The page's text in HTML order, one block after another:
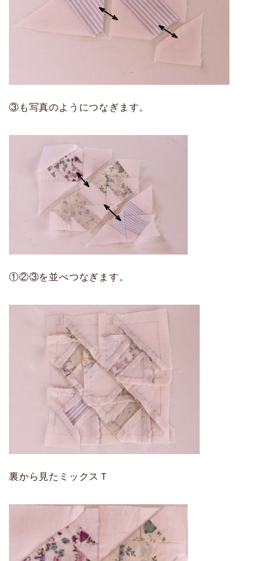
③も写真のようにつなぎます。
①②③を並べつなぎます。
裏から見たミックスＴ